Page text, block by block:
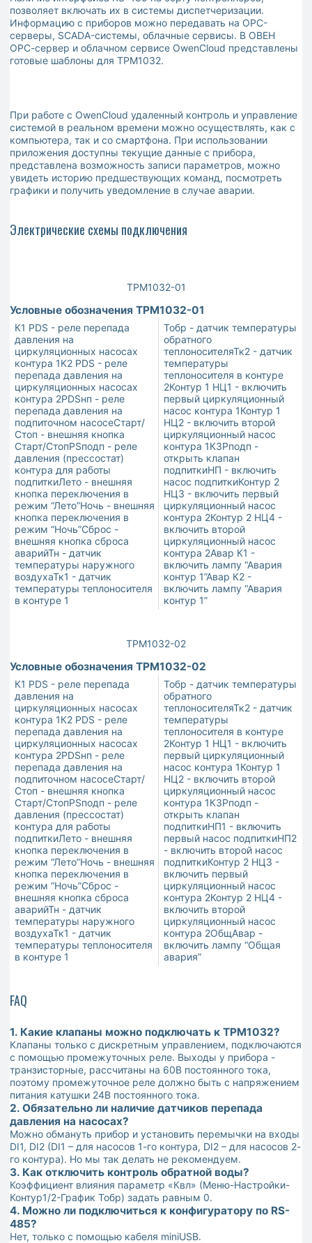
позволяет включать их в системы диспетчеризации.
Информацию с приборов можно передавать на ОРС-
серверы, SCADA-системы, облачные сервисы. В ОВЕН
ОРС-сервер и облачном сервисе OwenСloud представлены
готовые шаблоны для ТРМ1032.
При работе с OwenСloud удаленный контроль и управление
системой в реальном времени можно осуществлять, как с
компьютера, так и со смартфона. При использовании
приложения доступны текущие данные с прибора,
представлена возможность записи параметров, можно
увидеть историю предшествующих команд, посмотреть
графики и получить уведомление в случае аварии.
Электрические схемы подключения
ТРМ1032-01
Условные обозначения ТРМ1032-01
К1 PDS - реле перепада
давления на
циркуляционных насосах
контура 1К2 PDS - реле
перепада давления на
циркуляционных насосах
контура 2PDSнп - реле
перепада давления на
подпиточном насосеСтарт/
Стоп - внешняя кнопка
Старт/СтопPSподп - реле
давления (прессостат)
контура для работы
подпиткиЛето - внешняя
кнопка переключения в
режим “Лето”Ночь - внешняя
кнопка переключения в
режим “Ночь”Сброс -
внешняя кнопка сброса
аварийТн - датчик
температуры наружного
воздухаТк1 - датчик
температуры теплоносителя
в контуре 1
Тобр - датчик температуры
обратного
теплоносителяТк2 - датчик
температуры
теплоносителя в контуре
2Контур 1 НЦ1 - включить
первый циркуляционный
насос контура 1Контур 1
НЦ2 - включить второй
циркуляционный насос
контура 1КЗРподп -
открыть клапан
подпиткиНП - включить
насос подпиткиКонтур 2
НЦ3 - включить первый
циркуляционный насос
контура 2Контур 2 НЦ4 -
включить второй
циркуляционный насос
контура 2Авар К1 -
включить лампу “Авария
контур 1”Авар К2 -
включить лампу “Авария
контур 1”
ТРМ1032-02
Условные обозначения ТРМ1032-02
К1 PDS - реле перепада
давления на
циркуляционных насосах
контура 1К2 PDS - реле
перепада давления на
циркуляционных насосах
контура 2PDSнп - реле
перепада давления на
подпиточном насосеСтарт/
Стоп - внешняя кнопка
Старт/СтопPSподп - реле
давления (прессостат)
контура для работы
подпиткиЛето - внешняя
кнопка переключения в
режим “Лето”Ночь - внешняя
кнопка переключения в
режим “Ночь”Сброс -
внешняя кнопка сброса
аварийТн - датчик
температуры наружного
воздухаТк1 - датчик
температуры теплоносителя
в контуре 1
Тобр - датчик температуры
обратного
теплоносителяТк2 - датчик
температуры
теплоносителя в контуре
2Контур 1 НЦ1 - включить
первый циркуляционный
насос контура 1Контур 1
НЦ2 - включить второй
циркуляционный насос
контура 1КЗРподп -
открыть клапан
подпиткиНП1 - включить
первый насос подпиткиНП2
- включить второй насос
подпиткиКонтур 2 НЦ3 -
включить первый
циркуляционный насос
контура 2Контур 2 НЦ4 -
включить второй
циркуляционный насос
контура 2ОбщАвар -
включить лампу “Общая
авария”
FAQ
1. Какие клапаны можно подключать к ТРМ1032?
Клапаны только с дискретным управлением, подключаются
с помощью промежуточных реле. Выходы у прибора -
транзисторные, рассчитаны на 60В постоянного тока,
поэтому промежуточное реле должно быть с напряжением
питания катушки 24В постоянного тока.
2. Обязательно ли наличие датчиков перепада
давления на насосах?
Можно обмануть прибор и установить перемычки на входы
DI1, DI2 (DI1 – для насосов 1-го контура, DI2 – для насосов 2-
го контура). Но мы так делать не рекомендуем.
3. Как отключить контроль обратной воды?
Коэффициент влияния параметр «Квл» (Меню-Настройки-
Контур1/2-График Тобр) задать равным 0.
4. Можно ли подключиться к конфигуратору по RS-
485?
Нет, только с помощью кабеля miniUSB.